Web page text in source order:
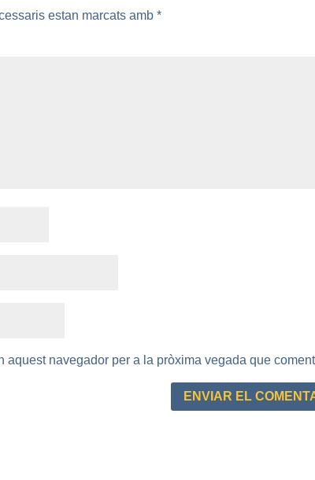
estan marcats amb*
navegador per a la pròxima vegada que